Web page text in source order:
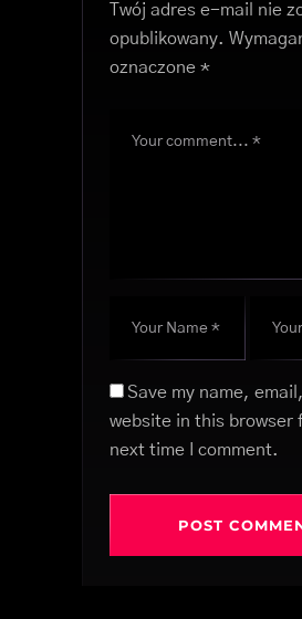
Twój adres e-mail nie
opublikowany.
oznaczone *
Save my name,
website in this browser
next time I comment.